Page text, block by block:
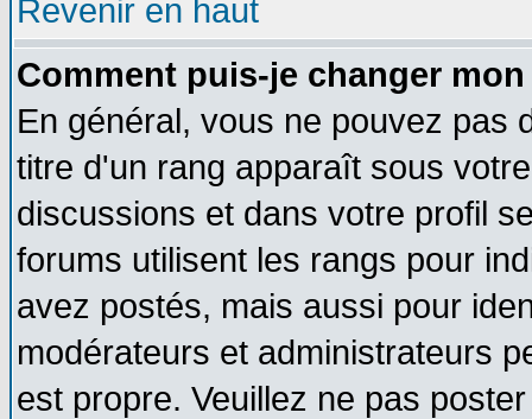
Revenir en haut
Comment puis-je changer
En général, vous ne pouvez pas
titre d'un rang apparaît sous
discussions et dans votre profil
forums utilisent les rangs pour
avez postés, mais aussi pour
modérateurs et administrateurs
est propre. Veuillez ne pas